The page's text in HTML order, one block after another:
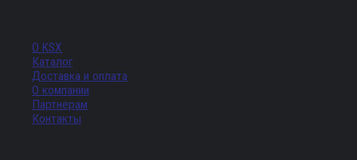
О KSX
Каталог
Доставка и оплата
О компании
Партнерам
Контакты